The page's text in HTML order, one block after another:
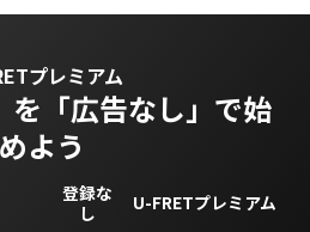
プレミアム
を 「広告なし」で始
めよう
登録な
し
U-FRETプレミアム